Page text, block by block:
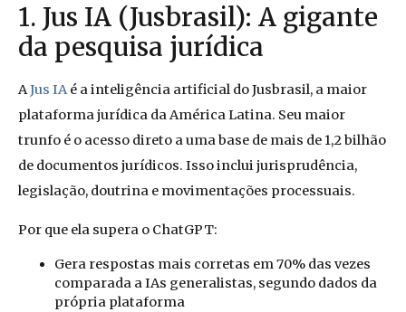
1. Jus IA (Jusbrasil): A gigante
da pesquisa jurídica
AJus IAé a inteligência artificial do Jusbrasil, a maior
plataforma jurídica da América Latina. Seu maior
trunfo é o acesso direto a uma base de mais de 1,2 bilhão
de documentos jurídicos. Isso inclui jurisprudência,
legislação, doutrina e movimentações processuais.
Por que ela supera o ChatGPT:
Gera respostas mais corretas em 70% das vezes
comparada a IAs generalistas, segundo dados da
própria plataforma